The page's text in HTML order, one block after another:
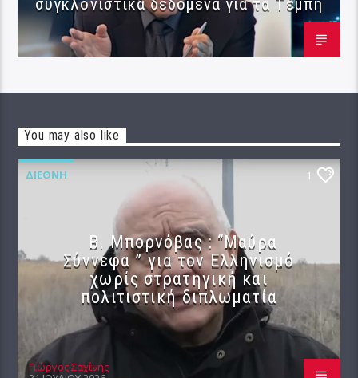
You may also like
ΔΙΕΘΝΉ 1
B. Μπορνόβας : “Μαύρα
Σύννεφα ” για τον Ελληνισμό
χωρίς στρατηγική και
πολιτιστική διπλωματία
Γιώργος Σαχίνης